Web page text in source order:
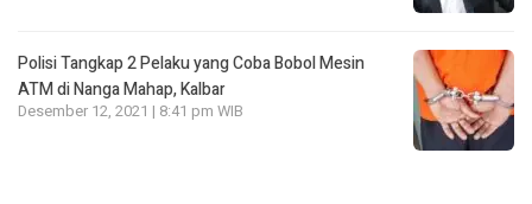
Polisi Tangkap 2 Pelaku yang Coba Bobol Mesin
ATM di Nanga Mahap, Kalbar
Desember 12, 2021 | 8:41 pm WIB